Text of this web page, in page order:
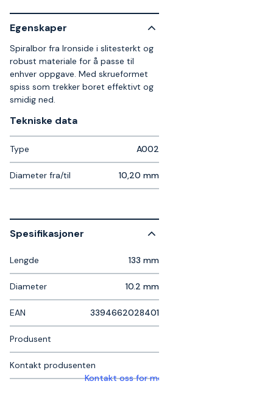
Egenskaper
Spiralbor fra Ironside i slitesterkt og
robust materiale for å passe til
enhver oppgave. Med skrueformet
spiss som trekker boret effektivt og
smidig ned.
Tekniske data​
Type A002
Diameter fra/til 10,20 mm
Spesifikasjoner
Lengde 133 mm
Diameter 10.2 mm
EAN 3394662028401
Produsent
Kontakt produsenten
Kontakt oss for mer informasjon